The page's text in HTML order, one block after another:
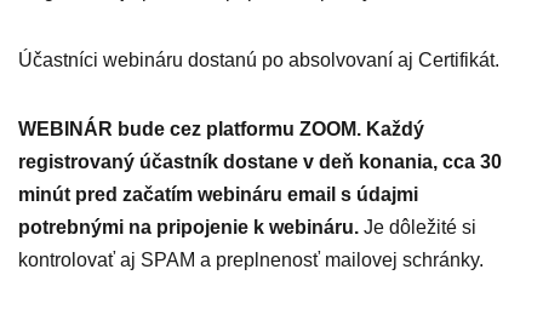
Účastníci webináru dostanú po absolvovaní aj Certifikát.
WEBINÁR bude cez platformu ZOOM. Každý
registrovaný účastník dostane v deň konania, cca 30
minút pred začatím webináru email s údajmi
potrebnými na pripojenie k webináru. Je dôležité si
kontrolovať aj SPAM a preplnenosť mailovej schránky.